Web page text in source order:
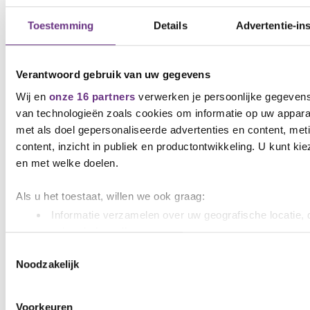
Toestemming Details Advertentie-
Verantwoord gebruik van uw gegevens
Wij en onze 16 partners verwerken je persoonlijke
van technologieën zoals cookies om informatie op uw
met als doel gepersonaliseerde advertenties en content,
content, inzicht in publiek en productontwikkeling. U kunt
en met welke doelen.
Als u het toestaat, willen we ook graag:
Informatie verzamelen over uw geografische locatie,
nauwkeurig kan zijn
(fingerprinting)
het
detailgedeelte
Noodzakelijk
Voorkeuren
7 mei 2026
Verkiezingen verantwoordingsorgaan
bpfBOUW: breng je stem uit!
Van 30 april tot en met 13 mei 2026 vinden de
verkiezingen plaats...